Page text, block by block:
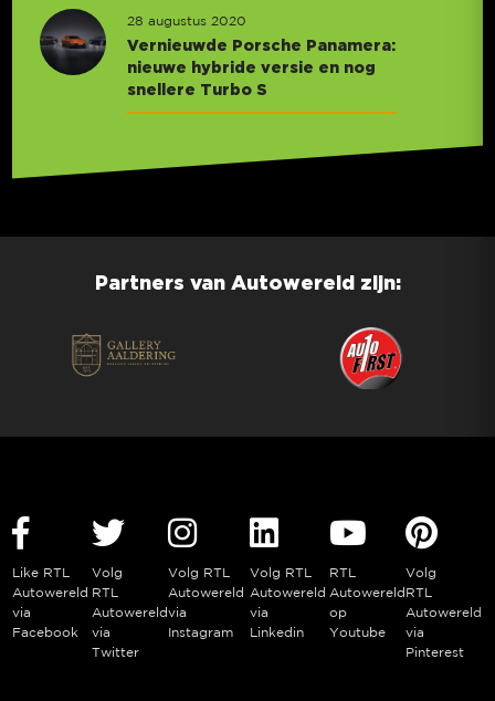
28 augustus 2020
Vernieuwde Porsche Panamera:
nieuwe hybride versie en nog
snellere Turbo S
Partners van Autowereld zijn:
Like RTL
Autowereld
via
Facebook
Volg
RTL
Autowereld
via
Twitter
Volg RTL
Autowereld
via
Instagram
Volg RTL
Autowereld
via
Linkedin
RTL
Autowereld
op
Youtube
Volg
RTL
Autowereld
via
Pinterest